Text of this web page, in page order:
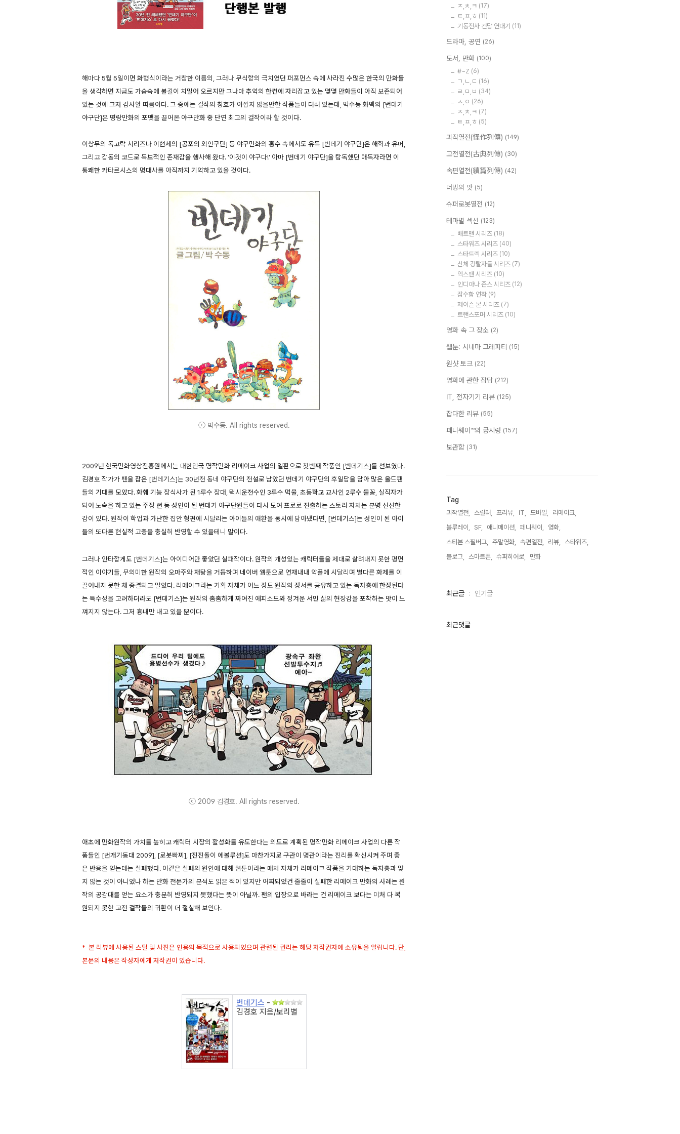
해마다 5월 5일이면 화형식이라는 거창한 이름의, 그러나 무식함의 극치였던 퍼포먼스 속에 사라진 수많은 한국의 만화들
을 생각하면 지금도 가슴속에 불길이 치밀어 오르지만 그나마 추억의 한켠에 자리잡고 있는 몇몇 만화들이 아직 보존되어
있는 것에 그저 감사할 따름이다. 그 중에는 걸작의 칭호가 아깝지 않을만한 작품들이 더러 있는데, 박수동 화백의 [번데기
야구단]은 명랑만화의 포맷을 끌어온 야구만화 중 단연 최고의 걸작이라 할 것이다.
이상무의 독고탁 시리즈나 이현세의 [공포의 외인구단] 등 야구만화의 홍수 속에서도 유독 [번데기 야구단]은 해학과 유머,
그리고 감동의 코드로 독보적인 존재감을 행사해 왔다. '이것이 야구다!' 아마 [번데기 야구단]을 탐독했던 애독자라면 이
통쾌한 카타르시스의 명대사를 아직까지 기억하고 있을 것이다.
ⓒ 박수동. All rights reserved.
2009년 한국만화영상진흥원에서는 대한민국 명작만화 리메이크 사업의 일환으로 첫번째 작품인 [번데기스]를 선보였다.
김경호 작가가 펜을 잡은 [번데기스]는 30년전 동네 야구단의 전설로 남았던 번데기 야구단의 후일담을 담아 많은 올드팬
들의 기대를 모았다. 화훼 기능 장식사가 된 1루수 장대, 택시운전수인 3루수 먹물, 초등학교 교사인 2루수 물꽁, 실직자가
되어 노숙을 하고 있는 주장 뻔 등 성인이 된 번데기 야구단원들이 다시 모여 프로로 진출하는 스토리 자체는 분명 신선한
감이 있다. 원작이 학업과 가난한 집안 형편에 시달리는 아이들의 애환을 동시에 담아냈다면, [번데기스]는 성인이 된 아이
들의 또다른 현실적 고충을 충실히 반영할 수 있을테니 말이다.
그러나 안타깝게도 [번데기스]는 아이디어만 좋았던 실패작이다. 원작의 개성있는 캐릭터들을 제대로 살려내지 못한 평면
적인 이야기들, 무의미한 원작의 오마주와 재탕을 거듭하며 네이버 웹툰으로 연재내내 악플에 시달리며 별다른 화제를 이
끌어내지 못한 채 종결되고 말았다. 리메이크라는 기획 자체가 어느 정도 원작의 정서를 공유하고 있는 독자층에 한정된다
는 특수성을 고려하더라도 [번데기스]는 원작의 촘촘하게 짜여진 에피소드와 정겨운 서민 삶의 현장감을 포착하는 맛이 느
껴지지 않는다. 그저 흉내만 내고 있을 뿐이다.
ⓒ 2009 김경호. All rights reserved.
애초에 만화원작의 가치를 높히고 캐릭터 시장의 활성화를 유도한다는 의도로 계획된 명작만화 리메이크 사업의 다른 작
품들인 [번개기동대 2009], [로봇빠찌], [진진돌이 에볼루션]도 마찬가지로 구관이 명관이라는 진리를 확신시켜 주며 좋
은 반응을 얻는데는 실패했다. 이같은 실패의 원인에 대해 웹툰이라는 매체 자체가 리메이크 작품을 기대하는 독자층과 맞
지 않는 것이 아니었나 하는 만화 전문가의 분석도 읽은 적이 있지만 어찌되었건 줄줄이 실패한 리메이크 만화의 사례는 원
작의 공감대를 얻는 요소가 충분히 반영되지 못했다는 뜻이 아닐까. 팬의 입장으로 바라는 건 리메이크 보다는 미처 다 복
원되지 못한 고전 걸작들의 귀환이 더 절실해 보인다.
* 본 리뷰에 사용된 스틸 및 사진은 인용의 목적으로 사용되었으며 관련된 권리는 해당 저작권자에 소유됨을 알립니다. 단,
본문의 내용은 작성자에게 저작권이 있습니다.
번데기스 -
김경호 지음/보리별
ㅈ,ㅊ,ㅋ (17)
ㅌ,ㅍ,ㅎ (11)
기동전사 건담 연대기 (11)
드라마, 공연 (26)
도서, 만화 (100)
#~Z (6)
ㄱ,ㄴ,ㄷ (16)
ㄹ,ㅁ,ㅂ (34)
ㅅ,ㅇ (26)
ㅈ,ㅊ,ㅋ (7)
ㅌ,ㅍ,ㅎ (5)
괴작열전(怪作列傳) (149)
고전열전(古典列傳) (30)
속편열전(續篇列傳) (42)
더빙의 맛 (5)
슈퍼로봇열전 (12)
테마별 섹션 (123)
배트맨 시리즈 (18)
스타워즈 시리즈 (40)
스타트렉 시리즈 (10)
신체 강탈자들 시리즈 (7)
엑스맨 시리즈 (10)
인디아나 존스 시리즈 (12)
잠수함 연작 (9)
제이슨 본 시리즈 (7)
트랜스포머 시리즈 (10)
영화 속 그 장소 (2)
웹툰: 시네마 그레피티 (15)
원샷 토크 (22)
영화에 관한 잡담 (212)
IT, 전자기기 리뷰 (125)
잡다한 리뷰 (55)
페니웨이™의 궁시렁 (157)
보관함 (31)
Tag
괴작열전, 스릴러, 프리뷰, IT, 모바일,
리메이크,
블루레이,
SF, 애니메이션, 페니웨이,
영화,
스티븐 스필버그,
주말영화, 속편열전, 리뷰,
스타워즈,
블로그,
스마트폰, 슈퍼히어로, 만화,
최
인
최근글 인기글
최근댓글